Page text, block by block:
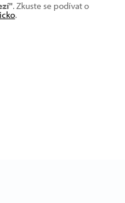
. Zkuste se podívat o
.